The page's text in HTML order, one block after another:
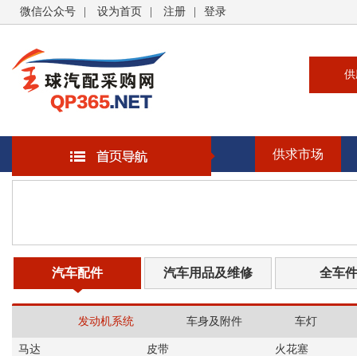
微信公众号 设为首页 注册 登录
供求市场
汽车配件 汽车用品及维修 全车件
发动机系统 车身及附件 车灯
马达 皮带
火花塞